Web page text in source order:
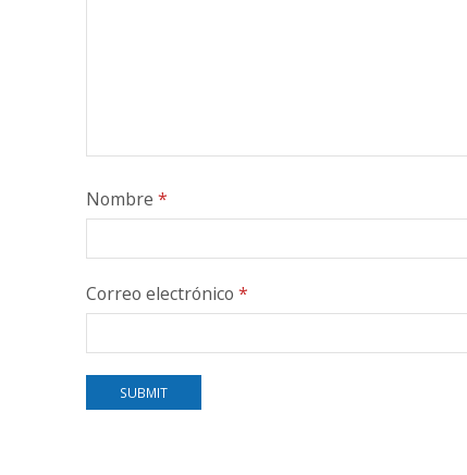
Nombre *
Correo electrónico *